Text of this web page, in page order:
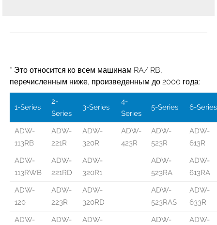
Быстрозамороженные продукты
Кондитерские изделия
* Это относится ко всем машинам RA/ RB,
перечисленным ниже, произведенным до 2000 года:
1-Series
2-
Series
3-Series
4-
Series
5-Series 6-Series
ADW-
113RB
ADW-
221R
ADW-
320R
ADW-
423R
ADW-
523R
ADW-
613R
ADW-
113RWB
ADW-
221RD
ADW-
320R1
ADW-
523RA
ADW-
613RA
ADW-
120
ADW-
223R
ADW-
320RD
ADW-
523RAS
ADW-
633R
ADW-
ADW-
ADW-
ADW-
ADW-